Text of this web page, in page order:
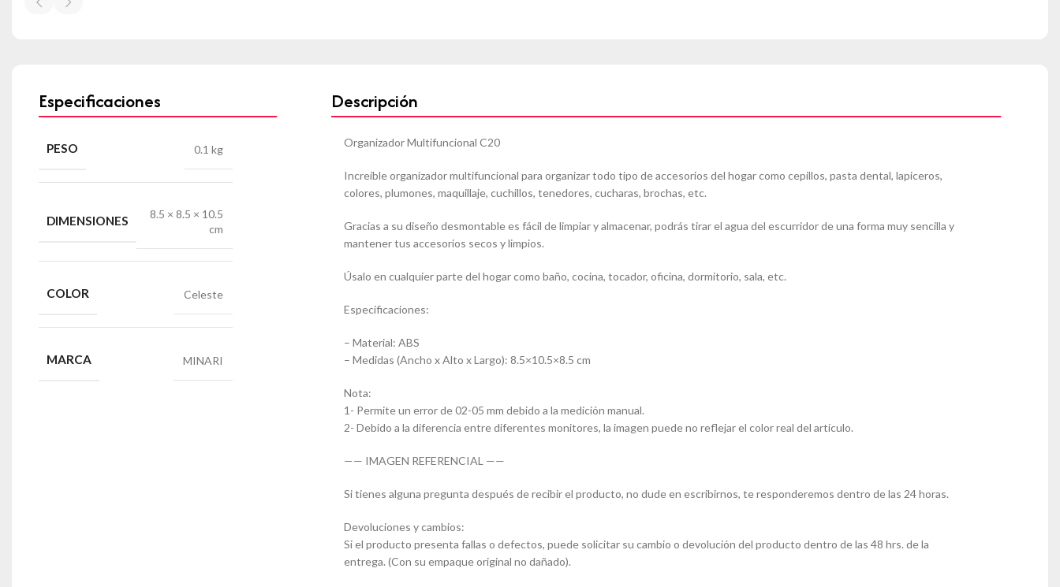
Especificaciones
PESO 0.1 kg
DIMENSIONES
8.5 × 8.5 × 10.5
cm
COLOR Celeste
MARCA MINARI
Descripción
Organizador Multifuncional C20
Increíble organizador multifuncional para organizar todo tipo de accesorios del hogar como cepillos, pasta dental, lapiceros,
colores, plumones, maquillaje, cuchillos, tenedores, cucharas, brochas, etc.
Gracias a su diseño desmontable es fácil de limpiar y almacenar, podrás tirar el agua del escurridor de una forma muy sencilla y
mantener tus accesorios secos y limpios.
Úsalo en cualquier parte del hogar como baño, cocina, tocador, oficina, dormitorio, sala, etc.
Especificaciones:
– Material: ABS
– Medidas (Ancho x Alto x Largo): 8.5×10.5×8.5 cm
Nota:
1- Permite un error de 02-05 mm debido a la medición manual.
2- Debido a la diferencia entre diferentes monitores, la imagen puede no reflejar el color real del artículo.
—— IMAGEN REFERENCIAL ——
Si tienes alguna pregunta después de recibir el producto, no dude en escribirnos, te responderemos dentro de las 24 horas.
Devoluciones y cambios:
Si el producto presenta fallas o defectos, puede solicitar su cambio o devolución del producto dentro de las 48 hrs. de la
entrega. (Con su empaque original no dañado).